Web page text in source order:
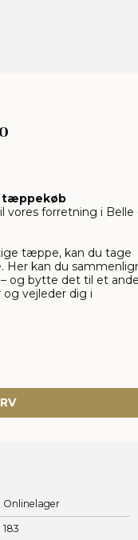
tæppekøb
vores forretning i Belle
tæppe, kan du tage
Her kan du
og bytte det til et
vejleder dig i
Onlinelager
183